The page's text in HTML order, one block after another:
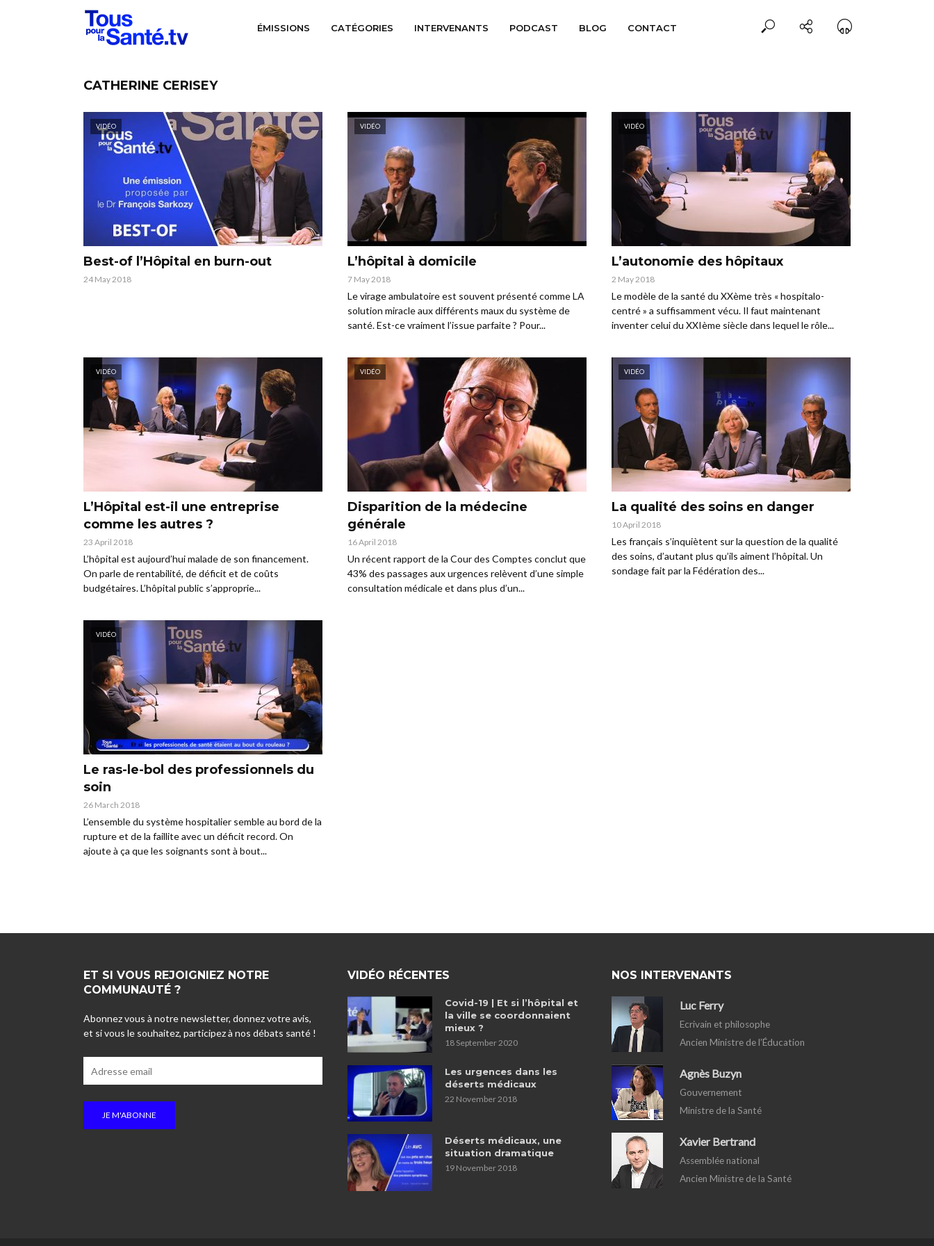
ÉMISSIONS CATÉGORIES INTERVENANTS PODCAST BLOG CONTACT
CATHERINE CERISEY
VIDÉO
Best-of l’Hôpital en burn-out
24 May 2018
VIDÉO
L’hôpital à domicile
7 May 2018
Le virage ambulatoire est souvent présenté comme LA
solution miracle aux différents maux du système de
santé. Est-ce vraiment l’issue parfaite ? Pour...
VIDÉO
L’autonomie des hôpitaux
2 May 2018
Le modèle de la santé du XXème très « hospitalo-
centré » a suffisamment vécu. Il faut maintenant
inventer celui du XXIème siècle dans lequel le rôle...
VIDÉO
L’Hôpital est-il une entreprise
comme les autres ?
23 April 2018
L’hôpital est aujourd’hui malade de son financement.
On parle de rentabilité, de déficit et de coûts
budgétaires. L’hôpital public s’approprie...
VIDÉO
Disparition de la médecine
générale
16 April 2018
Un récent rapport de la Cour des Comptes conclut que
43% des passages aux urgences relèvent d’une simple
consultation médicale et dans plus d’un...
VIDÉO
La qualité des soins en danger
10 April 2018
Les français s’inquiètent sur la question de la qualité
des soins, d’autant plus qu’ils aiment l’hôpital. Un
sondage fait par la Fédération des...
VIDÉO
Le ras-le-bol des professionnels du
soin
26 March 2018
L’ensemble du système hospitalier semble au bord de la
rupture et de la faillite avec un déficit record. On
ajoute à ça que les soignants sont à bout...
ET SI VOUS REJOIGNIEZ NOTRE
COMMUNAUTÉ ?
Abonnez vous à notre newsletter, donnez votre avis,
et si vous le souhaitez, participez à nos débats santé !
VIDÉO RÉCENTES
Covid-19 | Et si l’hôpital et
la ville se coordonnaient
mieux ?
18 September 2020
Les urgences dans les
déserts médicaux
22 November 2018
Déserts médicaux, une
situation dramatique
19 November 2018
NOS INTERVENANTS
Luc Ferry
Ecrivain et philosophe
Ancien Ministre de l’Éducation
Agnès Buzyn
Gouvernement
Ministre de la Santé
Xavier Bertrand
Assemblée national
Ancien Ministre de la Santé